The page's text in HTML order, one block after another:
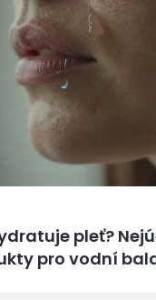
pleť?
pro vodní